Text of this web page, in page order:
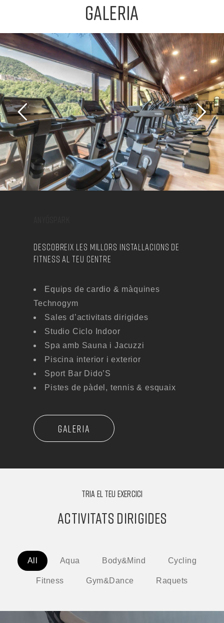
GALERIA
DESCOBREIX LES MILLORS INSTAL·LACIONS DE
FITNESS AL TEU CENTRE
Equips de cardio & màquines
Technogym
Sales d’activitats dirigides
Studio Ciclo Indoor
Spa amb Sauna i Jacuzzi
Piscina interior i exterior
Sport Bar Dido’S
Pistes de pàdel, tennis & esquaix
GALERIA
TRIA EL TEU EXERCICI
ACTIVITATS DIRIGIDES
All Aqua Body&Mind Cycling
Fitness Gym&Dance Raquets